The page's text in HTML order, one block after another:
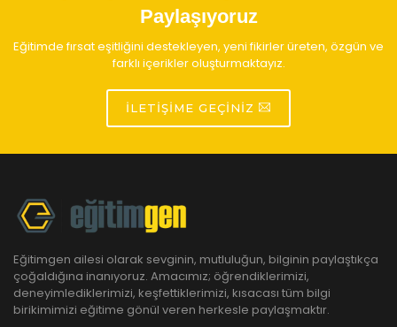
Paylaşıyoruz
Eğitimde fırsat eşitliğini destekleyen, yeni fikirler üreten, özgün ve
farklı içerikler oluşturmaktayız.
İLETIŞIME GEÇINIZ
Eğitimgen ailesi olarak sevginin, mutluluğun, bilginin paylaştıkça
çoğaldığına inanıyoruz. Amacımız; öğrendiklerimizi,
deneyimlediklerimizi, keşfettiklerimizi, kısacası tüm bilgi
birikimimizi eğitime gönül veren herkesle paylaşmaktır.